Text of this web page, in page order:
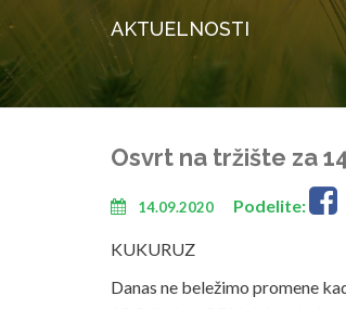
AKTUELNOSTI
Osvrt na tržište za
14.09.2020 Podelite:
KUKURUZ
Danas ne beležimo promene